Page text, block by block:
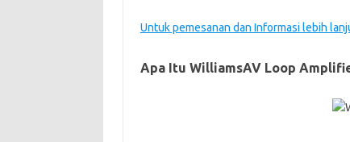
Untuk pemesanan dan Informasi lebih
Apa Itu WilliamsAV Loop